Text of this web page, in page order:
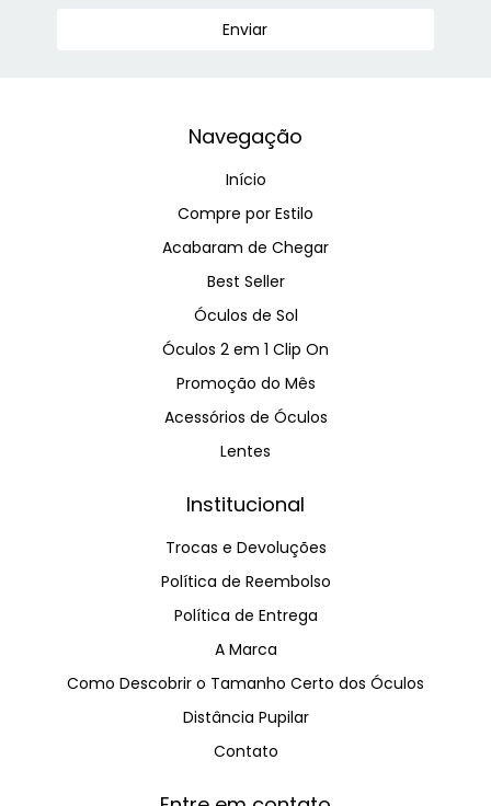
Navegação
Início
Compre por Estilo
Acabaram de Chegar
Best Seller
Óculos de Sol
Óculos 2 em 1 Clip On
Promoção do Mês
Acessórios de Óculos
Lentes
Institucional
Trocas e Devoluções
Política de Reembolso
Política de Entrega
A Marca
Como Descobrir o Tamanho Certo dos Óculos
Distância Pupilar
Contato